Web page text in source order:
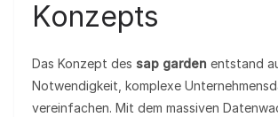
Konzepts
Das Konzept des sap garden entstand
Notwendigkeit, komplexe
vereinfachen. Mit dem massiven